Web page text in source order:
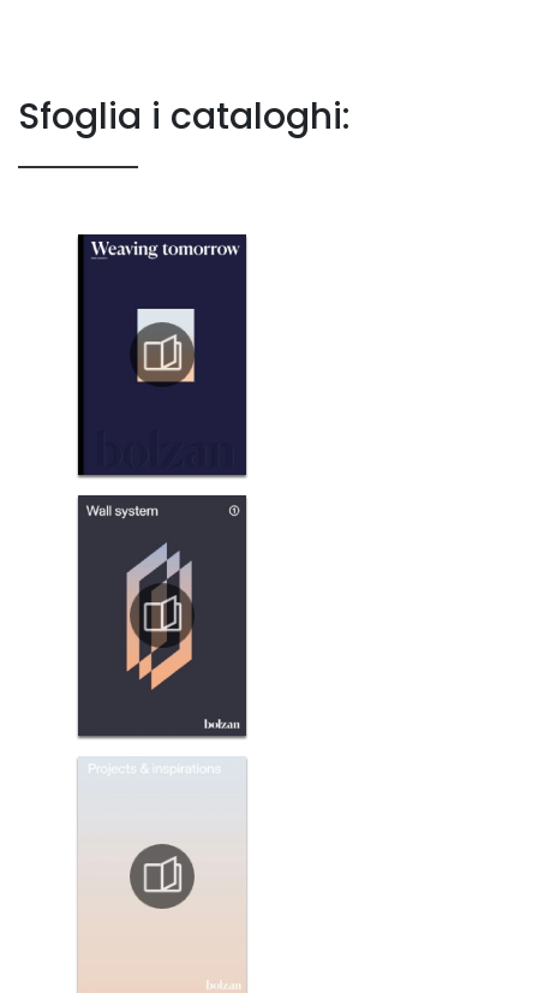
Sfoglia i cataloghi: